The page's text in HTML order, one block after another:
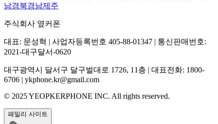
남경북경남제주
주식회사 옆커폰
대표: 문성혁 | 사업자등록번호 405-88-01347 | 통신판매번호:
2021-대구달서-0620
대구광역시 달서구 달구벌대로 1726, 11층 | 대표전화: 1800-
6706 | ykphone.kr@gmail.com
© 2025 YEOPKERPHONE INC. All rights reserved.
패밀리 사이트